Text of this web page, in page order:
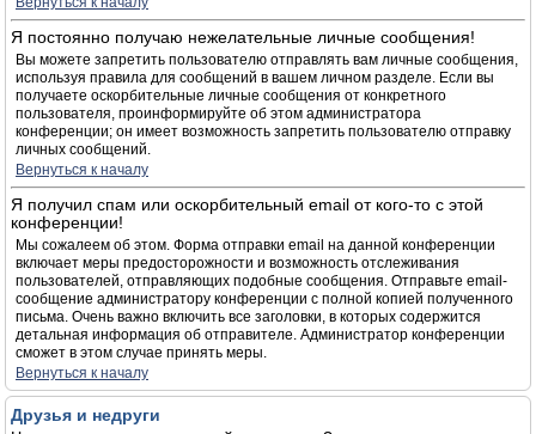
Я постоянно получаю нежелательные личные сообщения!
Вы можете запретить пользователю отправлять вам личные сообщения,
используя правила для сообщений в вашем личном разделе. Если вы
получаете оскорбительные личные сообщения от конкретного
пользователя, проинформируйте об этом администратора
конференции; он имеет возможность запретить пользователю отправку
личных сообщений.
Вернуться к началу
Я получил спам или оскорбительный email от кого-то с этой
конференции!
Мы сожалеем об этом. Форма отправки email на данной конференции
включает меры предосторожности и возможность отслеживания
пользователей, отправляющих подобные сообщения. Отправьте email-
сообщение администратору конференции с полной копией полученного
письма. Очень важно включить все заголовки, в которых содержится
детальная информация об отправителе. Администратор конференции
сможет в этом случае принять меры.
Вернуться к началу
Друзья и недруги